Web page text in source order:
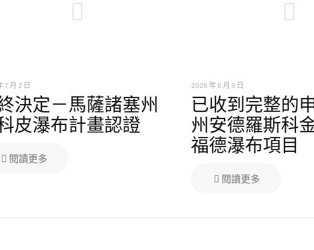
7 月 2 日
決定－馬薩諸塞州
皮瀑布計畫認證
閱讀更多
2026 年 6 月 9 日
已收到完整的
州安德羅斯科
福德瀑布項目
閱讀更多